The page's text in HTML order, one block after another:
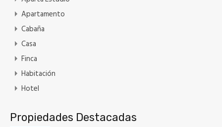
Apartamento
Cabaña
Casa
Finca
Habitación
Hotel
Propiedades Destacadas